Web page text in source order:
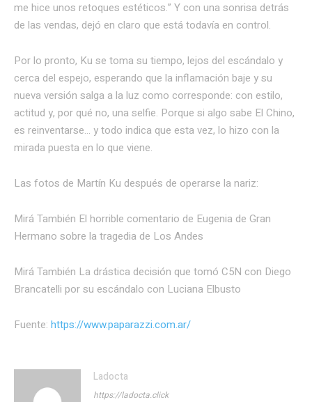
me hice unos retoques estéticos.” Y con una sonrisa detrás
de las vendas, dejó en claro que está todavía en control.
Por lo pronto, Ku se toma su tiempo, lejos del escándalo y
cerca del espejo, esperando que la inflamación baje y su
nueva versión salga a la luz como corresponde: con estilo,
actitud y, por qué no, una selfie. Porque si algo sabe El Chino,
es reinventarse… y todo indica que esta vez, lo hizo con la
mirada puesta en lo que viene.
Las fotos de Martín Ku después de operarse la nariz:
Mirá También El horrible comentario de Eugenia de Gran
Hermano sobre la tragedia de Los Andes
Mirá También La drástica decisión que tomó C5N con Diego
Brancatelli por su escándalo con Luciana Elbusto
Fuente: https://www.paparazzi.com.ar/
Ladocta
https://ladocta.click